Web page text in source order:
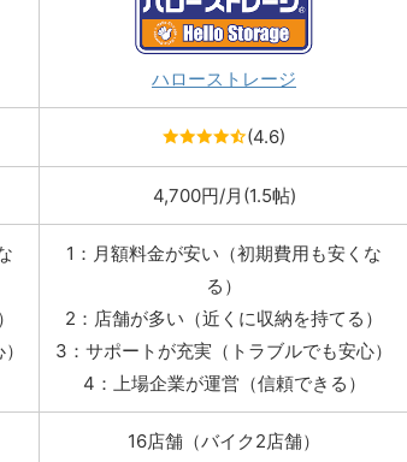
ハローストレージ
(4.6)
4,700円/月(1.5帖)
1：月額料金が安い（初期費用も安くな
る）
2：店舗が多い（近くに収納を持てる）
3：サポートが充実（トラブルでも安心）
4：上場企業が運営（信頼できる）
16店舗（バイク2店舗）